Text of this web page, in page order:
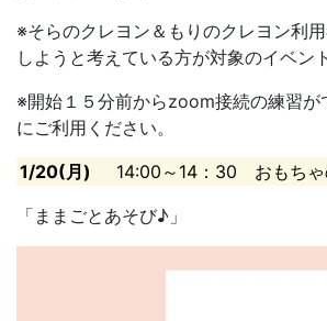
※そらのクレヨン＆もりのクレヨン利
しようと考えている方が対象のイベン
※開始１５分前からzoom接続の練習が
にご利用ください。
1/20(月)
14:00～14：30 おもち
「ままごとあそび♪」